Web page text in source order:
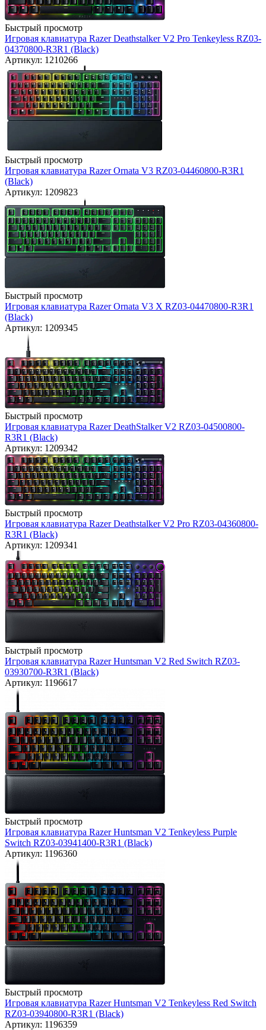
Быстрый просмотр
Игровая клавиатура Razer Deathstalker V2 Pro Tenkeyless RZ03-
04370800-R3R1 (Black)
Артикул: 1210266
Быстрый просмотр
Игровая клавиатура Razer Ornata V3 RZ03-04460800-R3R1
(Black)
Артикул: 1209823
Быстрый просмотр
Игровая клавиатура Razer Ornata V3 X RZ03-04470800-R3R1
(Black)
Артикул: 1209345
Быстрый просмотр
Игровая клавиатура Razer DeathStalker V2 RZ03-04500800-
R3R1 (Black)
Артикул: 1209342
Быстрый просмотр
Игровая клавиатура Razer Deathstalker V2 Pro RZ03-04360800-
R3R1 (Black)
Артикул: 1209341
Быстрый просмотр
Игровая клавиатура Razer Huntsman V2 Red Switch RZ03-
03930700-R3R1 (Black)
Артикул: 1196617
Быстрый просмотр
Игровая клавиатура Razer Huntsman V2 Tenkeyless Purple
Switch RZ03-03941400-R3R1 (Black)
Артикул: 1196360
Быстрый просмотр
Игровая клавиатура Razer Huntsman V2 Tenkeyless Red Switch
RZ03-03940800-R3R1 (Black)
Артикул: 1196359